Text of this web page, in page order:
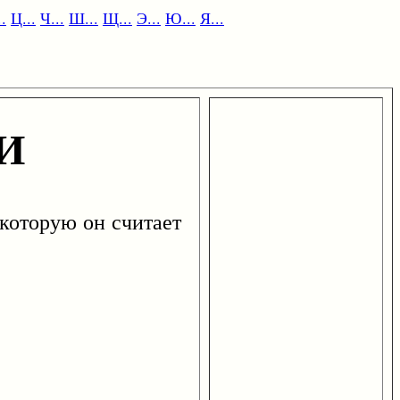
Ц... Ч... Ш... Щ... Э... Ю... Я...
он считает